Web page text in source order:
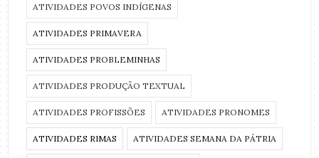
ATIVIDADES POVOS INDÍGENAS
ATIVIDADES PRIMAVERA
ATIVIDADES PROBLEMINHAS
ATIVIDADES PRODUÇÃO TEXTUAL
ATIVIDADES PROFISSÕES ATIVIDADES PRONOMES
ATIVIDADES RIMAS ATIVIDADES SEMANA DA PÁTRIA